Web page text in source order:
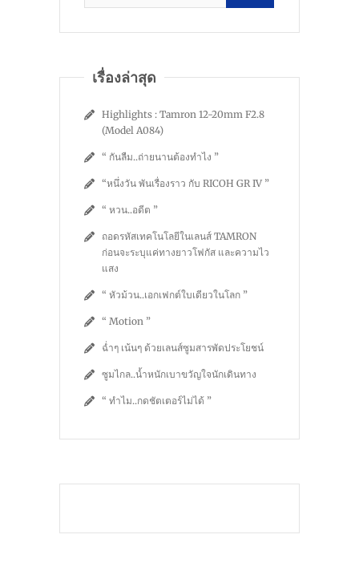
เรื่องล่าสุด
Highlights : Tamron 12-20mm F2.8
(Model A084)
“ กันลืม..ถ่ายนานต้องทำไง ”
“หนึ่งวัน พันเรื่องราว กับ RICOH GR IV ”
“ หวน..อดีต ”
ถอดรหัสเทคโนโลยีในเลนส์ TAMRON
ก่อนจะระบุแค่ทางยาวโฟกัส และความไว
แสง
“ หัวม้วน..เอกเฟกต์ใบเดียวในโลก ”
“ Motion ”
ฉ่ำๆ เน้นๆ ด้วยเลนส์ซูมสารพัดประโยชน์
ซูมไกล..น้ำหนักเบาขวัญใจนักเดินทาง
“ ทำไม..กดชัตเตอร์ไม่ได้ ”